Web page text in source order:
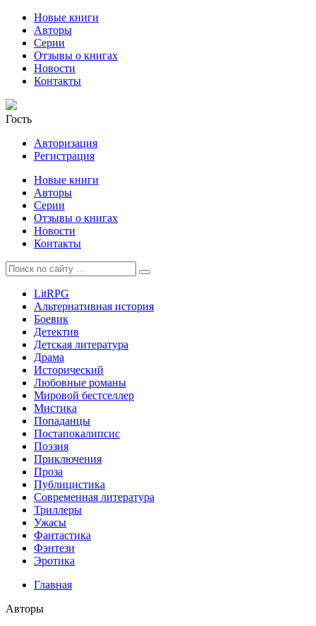
Новые книги
Авторы
Серии
Отзывы о книгах
Новости
Контакты
Гость
Авторизация
Регистрация
Новые книги
Авторы
Серии
Отзывы о книгах
Новости
Контакты
LitRPG
Альтернативная история
Боевик
Детектив
Детская литература
Драма
Исторический
Любовные романы
Мировой бестселлер
Мистика
Попаданцы
Постапокалипсис
Поэзия
Приключения
Проза
Публицистика
Современная литература
Триллеры
Ужасы
Фантастика
Фэнтези
Эротика
Главная
Авторы